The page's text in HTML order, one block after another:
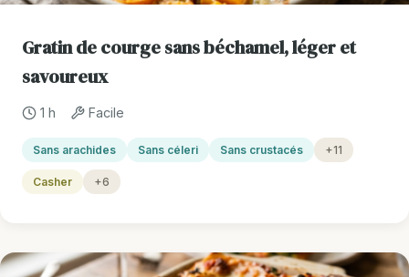
Gratin de courge sans béchamel, léger et
savoureux
1 h Facile
Sans arachides Sans céleri Sans crustacés +11
Casher +6